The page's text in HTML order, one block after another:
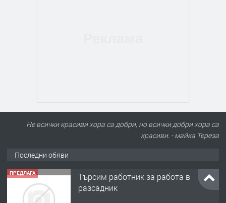
Не всички красиви хора са добри, но всички добри хора са
красиви. - майка Тереза
Последни обяви
ПРЕДЛАГА
Търсим работник за работа в
разсадник